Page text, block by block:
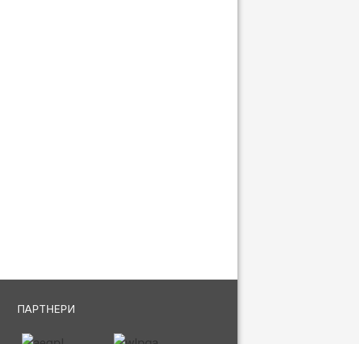
ПАРТНЕРИ